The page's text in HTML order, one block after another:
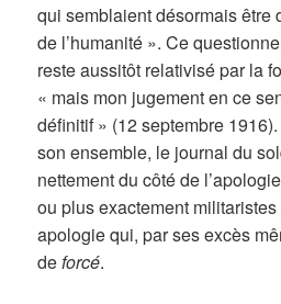
qui semblaient désormais être
de l’humanité ». Ce
reste aussitôt relativisé par la
« mais mon jugement en ce
définitif » (12 septembre
son ensemble, le journal du
nettement du côté de
ou plus exactement
apologie qui, par ses excès
deforcé.